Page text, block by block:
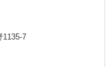
1135-7